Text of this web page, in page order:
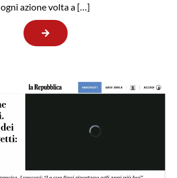
ogni azione volta a […]